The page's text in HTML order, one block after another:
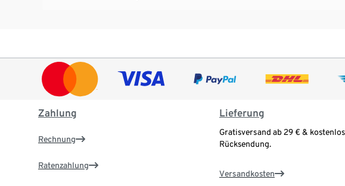
Zahlung
Rechnung
Ratenzahlung
Lieferung
Gratisversand ab 29 € &
Rücksendung.
Versandkosten